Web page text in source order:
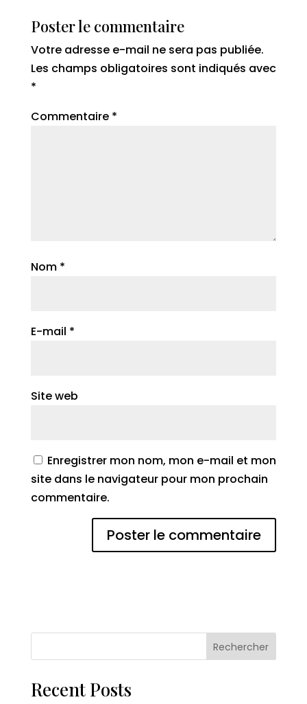
Poster le commentaire
Votre adresse e-mail ne sera pas publiée.
Les champs obligatoires sont indiqués avec
*
Commentaire *
Nom *
E-mail *
Site web
Enregistrer mon nom, mon e-mail et mon
site dans le navigateur pour mon prochain
commentaire.
Rechercher
Recent Posts